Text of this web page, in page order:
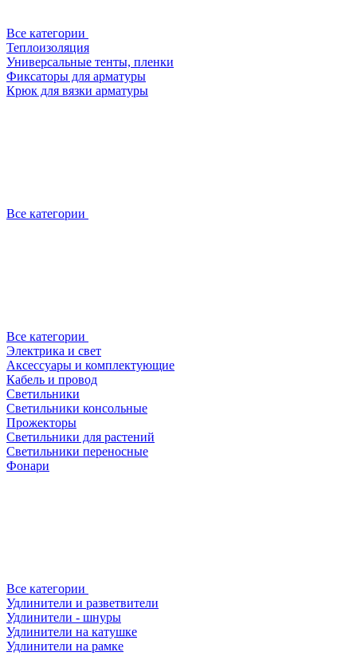
Все категории
Теплоизоляция
Универсальные тенты, пленки
Фиксаторы для арматуры
Крюк для вязки арматуры
Все категории
Все категории
Электрика и свет
Аксессуары и комплектующие
Кабель и провод
Светильники
Светильники консольные
Прожекторы
Светильники для растений
Светильники переносные
Фонари
Все категории
Удлинители и разветвители
Удлинители - шнуры
Удлинители на катушке
Удлинители на рамке